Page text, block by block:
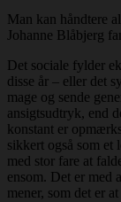
Man kan håndtere
Johanne Blåbjerg
Det sociale fylder
disse år – eller det
mage og sende
ansigtsudtryk, end
konstant er
sikkert også som et
med stor fare at
ensom. Det er med
mener, som det er